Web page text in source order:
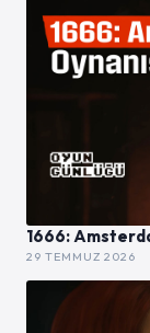
1666:
29 TEMMUZ 2026